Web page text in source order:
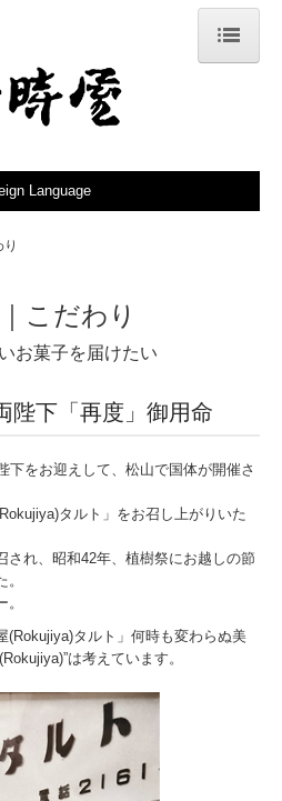
ョップ
Language
こだわり
お菓子を届けたい
陛下「再度」御用命
下をお迎えして、松山で国体が開催さ
タルト」をお召し上がりいた
され、昭和42年、植樹祭にお越しの節
(Rokujiya)タルト」何時も変わらぬ美
は考えています。